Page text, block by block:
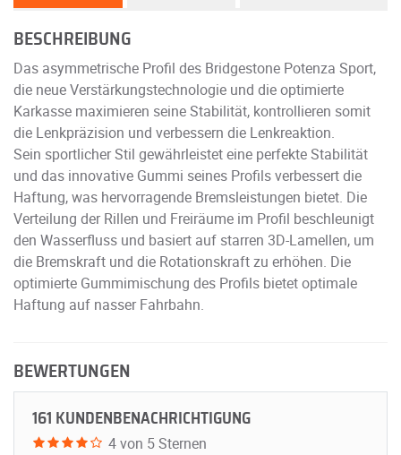
BESCHREIBUNG
Das asymmetrische Profil des Bridgestone Potenza Sport,
die neue Verstärkungstechnologie und die optimierte
Karkasse maximieren seine Stabilität, kontrollieren somit
die Lenkpräzision und verbessern die Lenkreaktion.
Sein sportlicher Stil gewährleistet eine perfekte Stabilität
und das innovative Gummi seines Profils verbessert die
Haftung, was hervorragende Bremsleistungen bietet. Die
Verteilung der Rillen und Freiräume im Profil beschleunigt
den Wasserfluss und basiert auf starren 3D-Lamellen, um
die Bremskraft und die Rotationskraft zu erhöhen. Die
optimierte Gummimischung des Profils bietet optimale
Haftung auf nasser Fahrbahn.
BEWERTUNGEN
161 KUNDENBENACHRICHTIGUNG
4 von 5 Sternen